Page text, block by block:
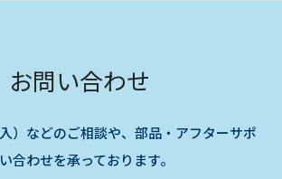
お問い合わせ
）などのご相談や、部品・アフターサポ
合わせを承っております。